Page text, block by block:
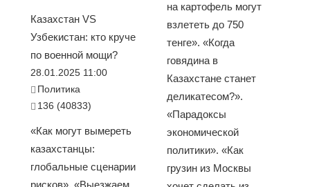
Казахстан VS
Узбекистан: кто круче
по военной мощи?
28.01.2025 11:00
Политика
136 (40833)
«Как могут вымереть
казахстанцы:
глобальные сценарии
рисков». «Выезжаем
на картофель могут
взлететь до 750
тенге». «Когда
говядина в
Казахстане станет
деликатесом?».
«Парадоксы
экономической
политики». «Как
грузин из Москвы